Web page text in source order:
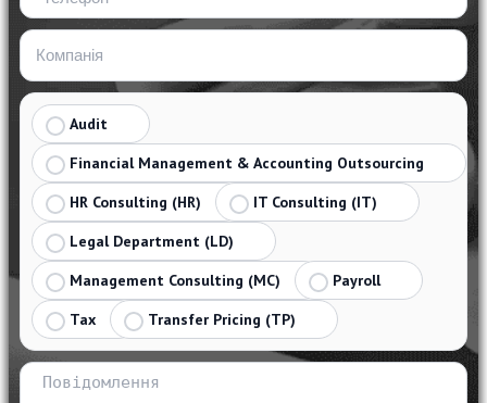
Audit
Financial Management & Accounting Outsourcing
HR Consulting (HR)
IT Consulting (IT)
Legal Department (LD)
Management Consulting (MC)
Payroll
Tax
Transfer Pricing (TP)